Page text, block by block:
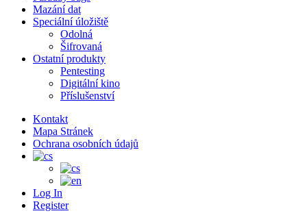
Mazání dat
Speciální úložiště
Odolná
Šifrovaná
Ostatní produkty
Pentesting
Digitální kino
Příslušenství
Kontakt
Mapa Stránek
Ochrana osobních údajů
Log In
Register